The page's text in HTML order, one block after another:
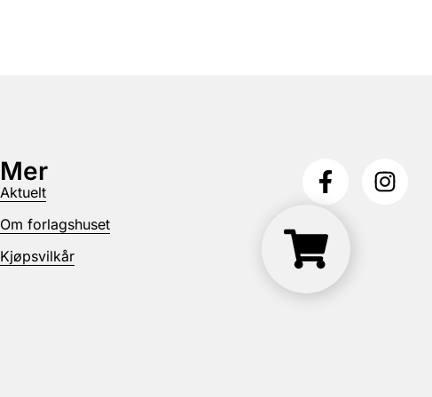
Mer
Aktuelt
Om forlagshuset
Kjøpsvilkår